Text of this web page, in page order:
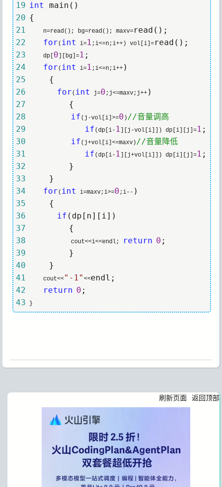
19 int
20
21
     n=read(); bg=read(); maxv=
22
for ( int i=1 ;i<=n;i++) vol[i]=
23
     dp[
0 ][bg]=1
24
for ( int i=1 ;i<=n;i++
25
26
for ( int j=0 ;j<=maxv;j++
27
28
if (j-vol[i]>=0 )//音量调高
29
if (dp[i- 1 ][j-vol[i]]) dp[i][j]=1
30
if (j+vol[i]<=maxv)//音量降低
31
if (dp[i- 1 ][j+vol[i]]) dp[i][j]=1
32
33
34
for ( int i=maxv;i>=0 ;i--
35
36
if
37
38
             cout<<i<<endl;
return 0
39
40
41
     cout<<
" -1" <<
42
return 0
43 }
刷新页面 返回顶部